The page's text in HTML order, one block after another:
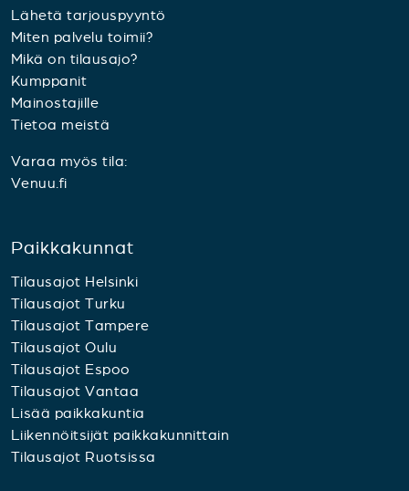
Lähetä tarjouspyyntö
Miten palvelu toimii?
Mikä on tilausajo?
Kumppanit
Mainostajille
Tietoa meistä
Varaa myös tila:
Venuu.fi
Paikkakunnat
Tilausajot Helsinki
Tilausajot Turku
Tilausajot Tampere
Tilausajot Oulu
Tilausajot Espoo
Tilausajot Vantaa
Lisää paikkakuntia
Liikennöitsijät paikkakunnittain
Tilausajot Ruotsissa